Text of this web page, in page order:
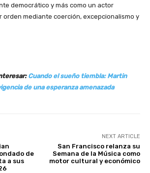
democrático y más como un actor
orden mediante coerción, excepcionalismo y
Cuando el sueño tiembla: Martin
de una esperanza amenazada
de
a sus
NEXT ARTICLE
San Francisco relanza su
Semana de la Música como
motor cultural y económico